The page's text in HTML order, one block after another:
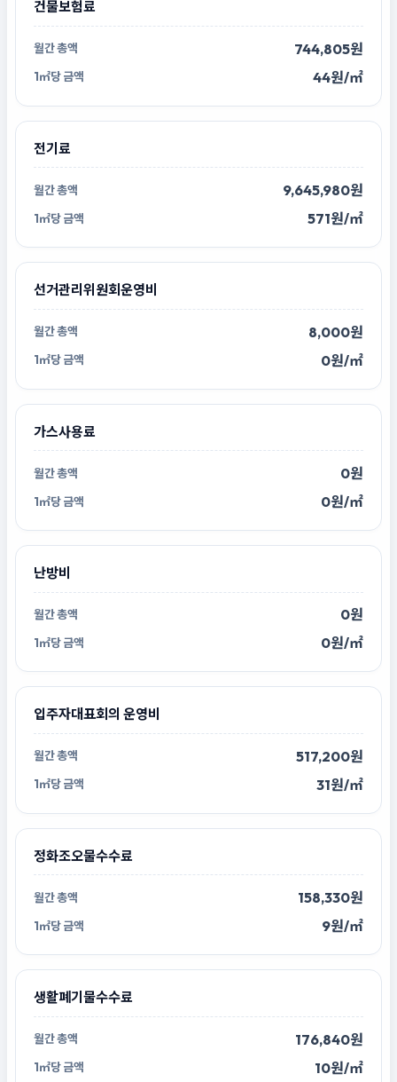
건물보험료
744,805원
44원/㎡
전기료
9,645,980원
571원/㎡
선거관리위원회운영비
8,000원
0원/㎡
가스사용료
0원
0원/㎡
난방비
0원
0원/㎡
입주자대표회의 운영비
517,200원
31원/㎡
정화조오물수수료
158,330원
9원/㎡
생활폐기물수수료
176,840원
10원/㎡